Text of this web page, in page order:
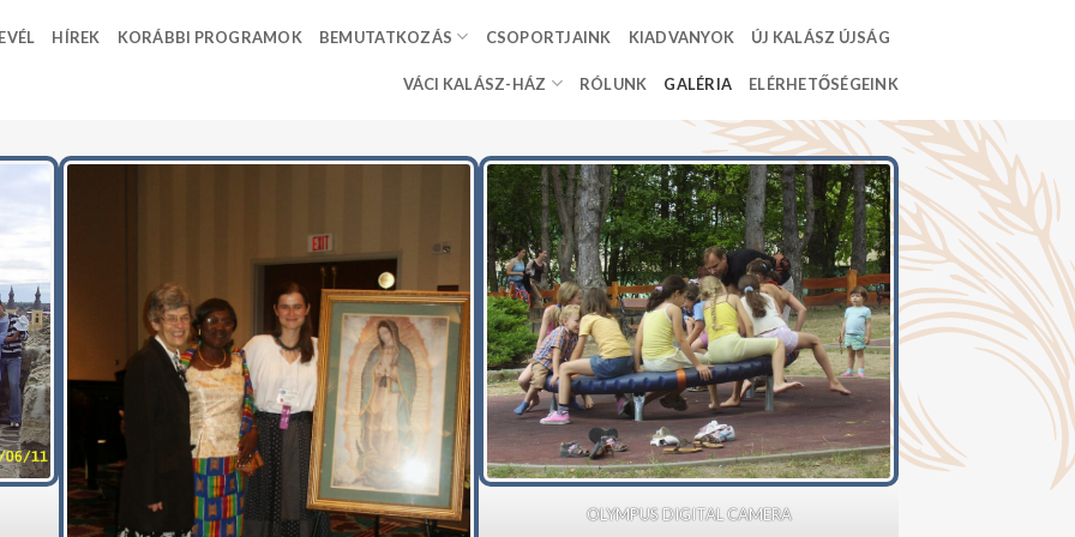
HÍREK KORÁBBI PROGRAMOK BEMUTATKOZÁS CSOPORTJAINK KIADVANYOK ÚJ KALÁSZ ÚJSÁG
VÁCI KALÁSZ-HÁZ RÓLUNK GALÉRIA ELÉRHETŐSÉGEINK
OLYMPUS DIGITAL CAMERA